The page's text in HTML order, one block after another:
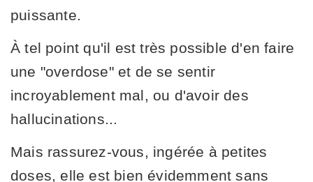
puissante.
À tel point qu'il est très possible d'en faire
une "overdose" et de se sentir
incroyablement mal, ou d'avoir des
hallucinations...
Mais rassurez-vous, ingérée à petites
doses, elle est bien évidemment sans